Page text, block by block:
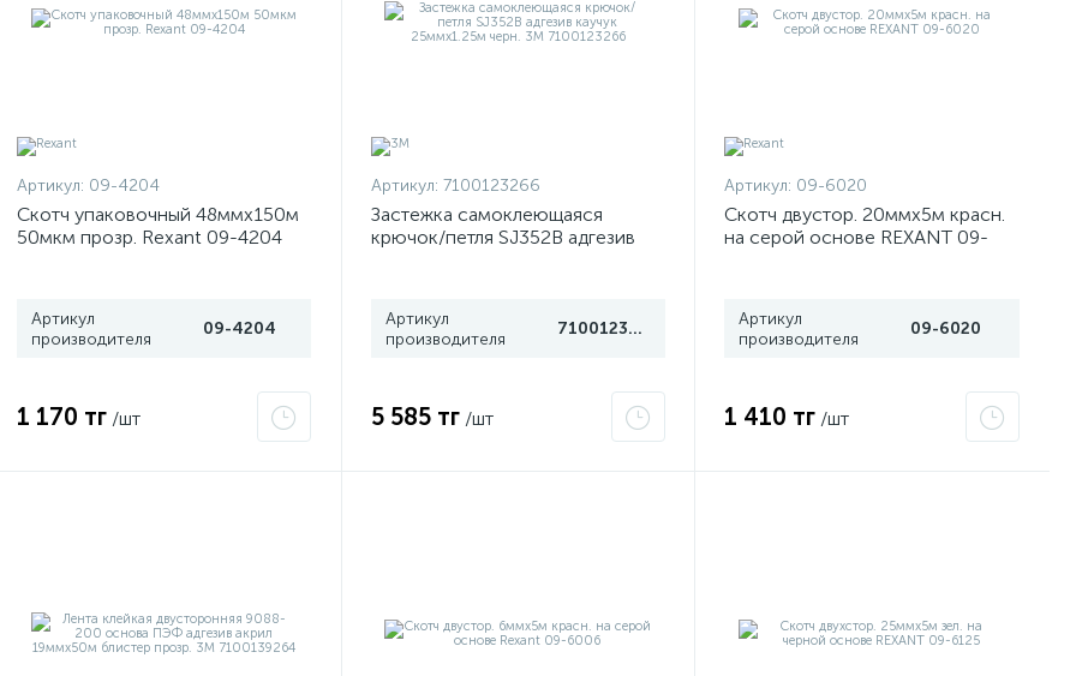
Артикул: 09-4204
Скотч упаковочный 48ммx150м
50мкм прозр. Rexant 09-4204
Артикул
производителя
09-4204
1 170 тг /шт
Артикул: 7100123266
Застежка самоклеющаяся
крючок/петля SJ352B адгезив
Артикул
производителя
7100123266
5 585 тг /шт
Артикул: 09-6020
Скотч двустор. 20ммх5м красн.
на серой основе REXANT 09-
Артикул
производителя
09-6020
1 410 тг /шт